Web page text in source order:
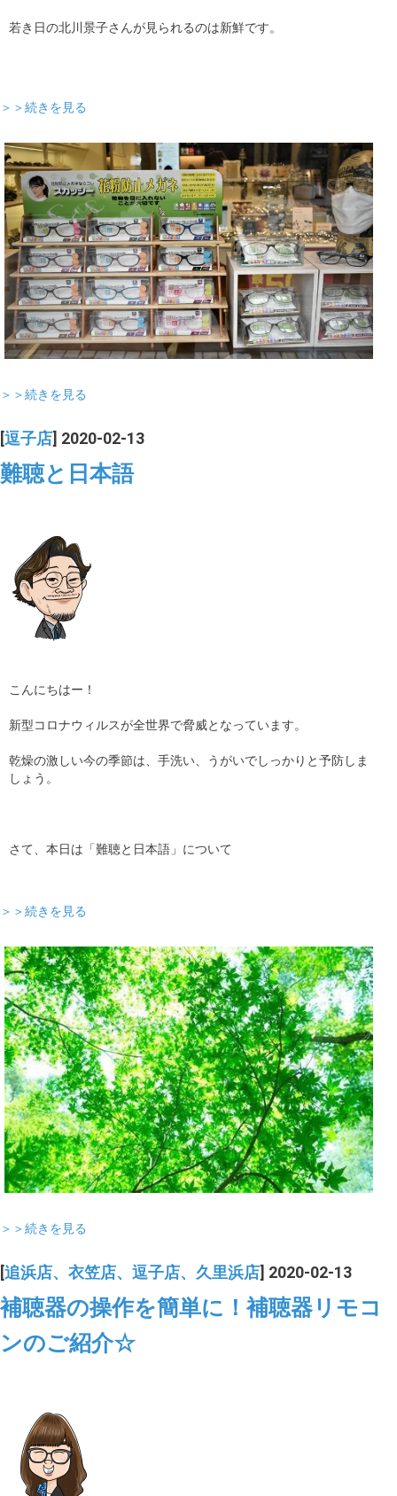
若き日の北川景子さんが見られるのは新鮮です。
＞＞続きを見る
＞＞続きを見る
逗子店 ] 2020-02-13
難聴と日本語
こんにちはー！
新型コロナウィルスが全世界で脅威となっています。
乾燥の激しい今の季節は、手洗い、うがいでしっかりと予防しま
しょう。
さて、本日は「難聴と日本語」について
＞＞続きを見る
＞＞続きを見る
[追浜店、衣笠店、逗子店、久里浜店] 2020-02-13
補聴器の操作を簡単に！補聴器リモコ
ンのご紹介☆